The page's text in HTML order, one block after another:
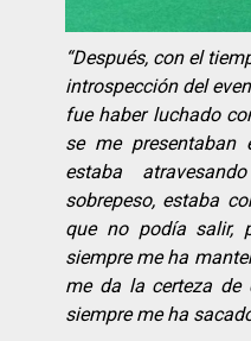
“Después, con el
introspección del
fue haber luchado
se me presentaban
estaba
sobrepeso, estaba
que no podía salir,
siempre me ha
me da la certeza de
siempre me ha